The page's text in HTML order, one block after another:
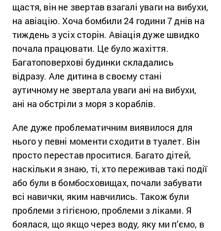
щастя, він не звертав взагалі уваги на вибухи,
на авіацію. Хоча бомбили 24 години 7 днів на
тиждень з усіх сторін. Авіація дуже швидко
почала працювати. Це було жахіття.
Багатоповерхові будинки складались
відразу. Але дитина в своєму стані
аутичному не звертала уваги ані на вибухи,
ані на обстріли з моря з кораблів.
Але дуже проблематичним виявилося для
нього у певні моменти сходити в туалет. Він
просто перестав проситися. Багато дітей,
наскільки я знаю, ті, хто переживав такі події
або були в бомбосховищах, почали забувати
всі навички, яким навчились. Також були
проблеми з гігієною, проблеми з ліками. Я
боялася, що якщо через воду, яку ми п’ємо, в